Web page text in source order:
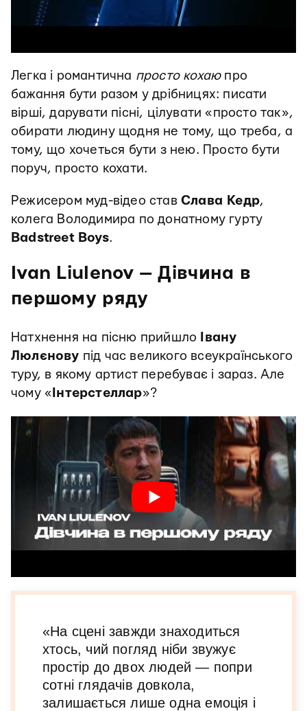
Легка і романтична просто кохаюпро
бажання бути разом у дрібницях: писати
вірші, дарувати пісні, цілувати «просто так»,
обирати людину щодня не тому, що треба, а
тому, що хочеться бути з нею. Просто бути
поруч, просто кохати.
Режисером муд-відео став Слава Кедр,
колега Володимира по донатному гурту
Badstreet Boys.
Ivan Liulenov — Дівчина в
першому ряду
Натхнення на пісню прийшло
Івану
Люлєнову під час великого всеукраїнського
туру, в якому артист перебуває і зараз. Але
чому « Інтерстеллар»?
«На сцені завжди знаходиться
хтось, чий погляд ніби звужує
простір до двох людей — попри
сотні глядачів довкола,
залишається лише одна емоція і